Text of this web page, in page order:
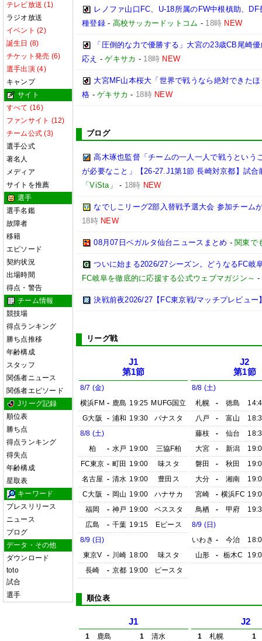
テレビ放送 (1)
ラジオ放送
イベント (2)
誕生日 (8)
チケット発売 (6)
選手出演 (4)
キャンプ
サイト
すべて (16)
ファンサイト (12)
チーム公式 (3)
選手公式
著名人
メディア
サイトを推薦
選手
選手名鑑
故障者
移籍
エピソード
契約状況
出場時間
得点・警告
チーム情報
競技場
得点ランキング
勝ち点推移
年齢構成
スタッフ
関係者ニュース
関係者エピソード
Jリーグ記録
順位表
勝ち点
得点ランキング
得失点
年齢構成
星取表
キーワード
プレスリリース
ニュース
ブログ
データ・その他
ダウンロード
toto
試合
選手
レノファ山口FC、U-18所属のFW中根槙助、
種登録- 高校サッカードットコム - 18時 NEW
「圧倒的な力で優勝する」大宮の23歳CB尾崎
応え -ゲキサカ - 18時 NEW
大宮MF山本桜大「世界で戦うなら絶対できた
格 -ゲキサカ - 18時 NEW
ブログ
高木琢也監督「チームの一人一人で戦うという
が必要なこと」【26-27.J1第1節 長崎対京都】試合
「ViSta」
- 18時 NEW
なでしこリーグ2部入替戦予選大会 参加チーム
18時 NEW
08月07日ベガルタ仙台ニュースまとめ - 関東で
ついに始まる2026/27シーズン。どうなるFC岐
FC岐阜を徹底的に応援する公式ウェブマガジン～ -
決戦前夜2026/27【FC東京戦/マッチプレビュー
リーグ戦
J1
第1節
8/7 (金)
横浜FM - 鹿島 19:25 MUFG国立
G大阪
- 浦和 19:30
パナスタ
8/8 (土)
柏
- 水戸 19:00
三協F柏
FC東京 - 町田 19:00
味スタ
名古屋 - 清水 19:00
豊田ス
C大阪
- 岡山 19:00
ハナサカ
福岡
- 神戸 19:00
ベススタ
広島
- 千葉 19:15
Eピース
8/9 (日)
東京V
- 川崎 18:00
味スタ
長崎
- 京都 19:00 ピースタ
J2
第1節
8/8 (土)
札幌
- 徳島
八戸
- 富山
藤枝
- 仙台
大宮
- 新潟
磐田
- 秋田
大分
- 湘南
宮崎
- 横浜FC
鳥栖
- 甲府
8/9 (日)
いわき - 今治
山形
- 栃木C
順位表
J1
1 鹿島 1
清水
J2
1 札幌
1